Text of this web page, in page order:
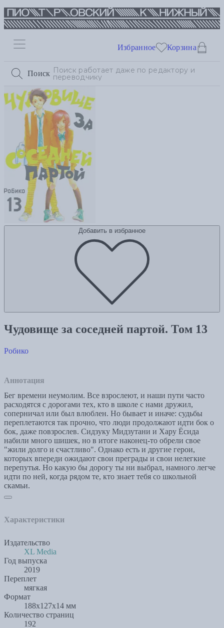
Поиск
Избранное Корзина
Добавить в избранное
Чудовище за соседней партой. Том 13
Робико
Аннотация
Бег времени неумолим. Все взрослеют, и наши пути часто
расходятся с дорогами тех, кто в школе с нами дружил,
соперничал или был влюблен. Но бывает и иначе: судьбы
переплетаются так прочно, что люди продолжают идти бок о
бок, даже повзрослев. Сидзуку Мидзутани и Хару Ёсида
набили много шишек, но в итоге наконец-то обрели свое
"жили долго и счастливо". Однако есть и другие герои,
которых впереди ожидают свои преграды и свои нелегкие
перепутья. Но какую бы дорогу ты ни выбрал, намного легче
идти по ней, когда рядом те, кто знает тебя со школьной
скамьи.
Характеристики
Издательство
XL Media
Год выпуска
2019
Переплет
мягкая
Формат
188x127x14 мм
Количество страниц
192